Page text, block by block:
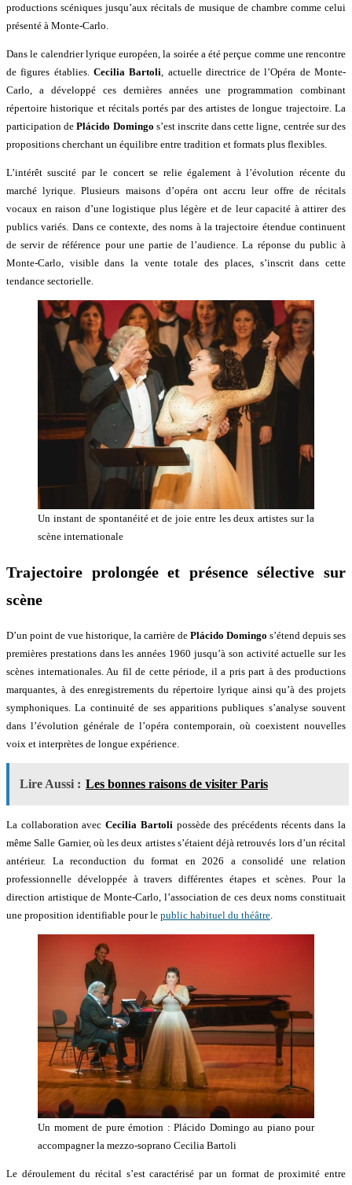
productions scéniques jusqu’aux récitals de musique de chambre comme celui
présenté à Monte-Carlo.
Dans le calendrier lyrique européen, la soirée a été perçue comme une rencontre
de figures établies. Cecilia Bartoli , actuelle directrice de l’Opéra de Monte-
Carlo, a développé ces dernières années une programmation combinant
répertoire historique et récitals portés par des artistes de longue trajectoire. La
participation dePlácido Domingo s’est inscrite dans cette ligne, centrée sur des
propositions cherchant un équilibre entre tradition et formats plus flexibles.
L’intérêt suscité par le concert se relie également à l’évolution récente du
marché lyrique. Plusieurs maisons d’opéra ont accru leur offre de récitals
vocaux en raison d’une logistique plus légère et de leur capacité à attirer des
publics variés. Dans ce contexte, des noms à la trajectoire étendue continuent
de servir de référence pour une partie de l’audience. La réponse du public à
Monte-Carlo, visible dans la vente totale des places, s’inscrit dans cette
tendance sectorielle.
Un instant de spontanéité et de joie entre les deux artistes sur la
scène internationale
Trajectoire prolongée et présence sélective sur
scène
D’un point de vue historique, la carrière de Plácido Domingo s’étend depuis ses
premières prestations dans les années 1960 jusqu’à son activité actuelle sur les
scènes internationales. Au fil de cette période, il a pris part à des productions
marquantes, à des enregistrements du répertoire lyrique ainsi qu’à des projets
symphoniques. La continuité de ses apparitions publiques s’analyse souvent
dans l’évolution générale de l’opéra contemporain, où coexistent nouvelles
voix et interprètes de longue expérience.
Lire Aussi : Les bonnes raisons de visiter Paris
La collaboration avecCecilia Bartoli possède des précédents récents dans la
même Salle Garnier, où les deux artistes s’étaient déjà retrouvés lors d’un récital
antérieur. La reconduction du format en 2026 a consolidé une relation
professionnelle développée à travers différentes étapes et scènes. Pour la
direction artistique de Monte-Carlo, l’association de ces deux noms constituait
une proposition identifiable pour le public habituel du théâtre
Un moment de pure émotion : Plácido Domingo au piano pour
accompagner la mezzo-soprano Cecilia Bartoli
Le déroulement du récital s’est caractérisé par un format de proximité entre